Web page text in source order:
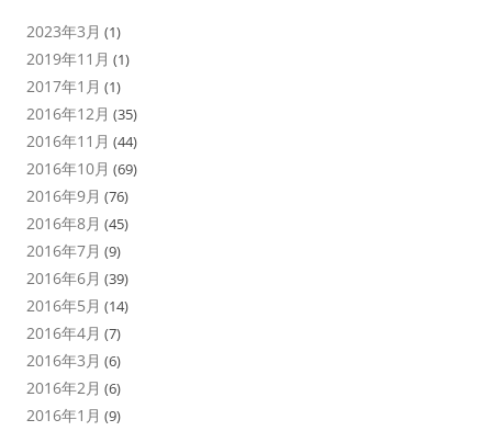
2023年3月 (1)
2019年11月 (1)
2017年1月 (1)
2016年12月 (35)
2016年11月 (44)
2016年10月 (69)
2016年9月 (76)
2016年8月 (45)
2016年7月 (9)
2016年6月 (39)
2016年5月 (14)
2016年4月 (7)
2016年3月 (6)
2016年2月 (6)
2016年1月 (9)